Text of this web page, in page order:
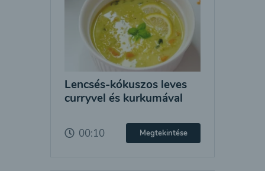
Lencsés-kókuszos leves
curryvel és kurkumával
00:10 Megtekintése